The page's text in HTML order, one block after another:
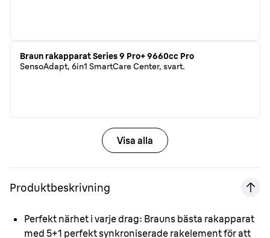
Braun rakapparat Series 9 Pro+ 9660cc Pro
SensoAdapt, 6in1 SmartCare Center, svart.
Visa alla
Produktbeskrivning
Perfekt närhet i varje drag: Brauns bästa rakapparat
med 5+1 perfekt synkroniserade rakelement för att